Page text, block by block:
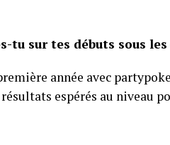
tu sur tes débuts sous
année avec
espérés au niveau